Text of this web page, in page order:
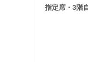
指定席・3階